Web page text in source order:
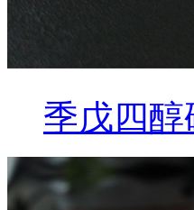
季戊四醇